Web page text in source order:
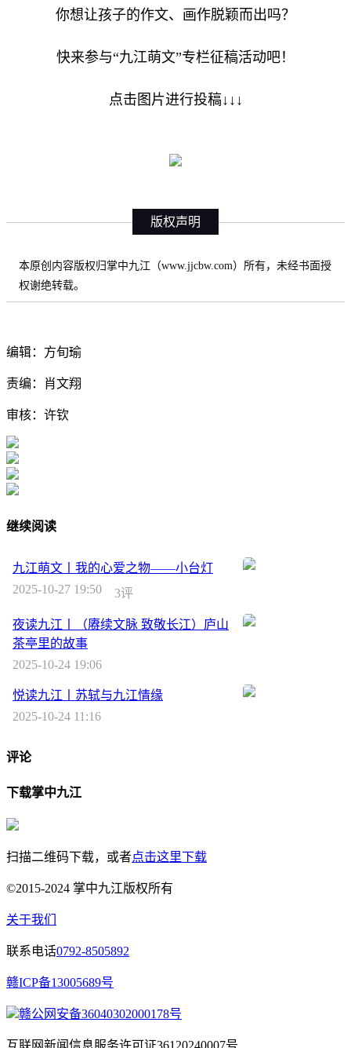
你想让孩子的作文、画作脱颖而出吗？
快来参与“九江萌文”专栏征稿活动吧！
点击图片进行投稿↓↓↓
版权声明
本原创内容版权归掌中九江（www.jjcbw.com）所有，未经书面授
权谢绝转载。
编辑：方旬瑜
责编：肖文翔
审核：许钦
继续阅读
九江萌文丨我的心爱之物——小台灯
2025-10-27 19:50
3评
夜读九江丨（赓续文脉 致敬长江）庐山
茶亭里的故事
2025-10-24 19:06
悦读九江丨苏轼与九江情缘
2025-10-24 11:16
评论
下载掌中九江
扫描二维码下载，或者点击这里下载
©2015-2024 掌中九江版权所有
关于我们
联系电话0792-8505892
赣ICP备13005689号
赣公网安备36040302000178号
互联网新闻信息服务许可证36120240007号